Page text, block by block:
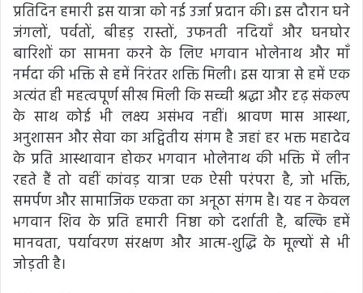
प्रतिदिन हमारी इस यात्रा को नई उर्जा प्रदान की। इस दौरान घने
जंगलों, पर्वतों, बीहड़ रास्तों, उफनती नदियाँ और घनघोर
बारिशों का सामना करने के लिए भगवान भोलेनाथ और माँ
नर्मदा की भक्ति से हमें निरंतर शक्ति मिली। इस यात्रा से हमें एक
अत्यंत ही महत्वपूर्ण सीख मिली कि सच्ची श्रद्धा और दृढ़ संकल्प
के साथ कोई भी लक्ष्य असंभव नहीं। श्रावण मास आस्था,
अनुशासन और सेवा का अद्वितीय संगम है जहां हर भक्त महादेव
के प्रति आस्थावान होकर भगवान भोलेनाथ की भक्ति में लीन
रहते हैं तो वहीं कांवड़ यात्रा एक ऐसी परंपरा है, जो भक्ति,
समर्पण और सामाजिक एकता का अनूठा संगम है। यह न केवल
भगवान शिव के प्रति हमारी निष्ठा को दर्शाती है, बल्कि हमें
मानवता, पर्यावरण संरक्षण और आत्म-शुद्धि के मूल्यों से भी
जोड़ती है।